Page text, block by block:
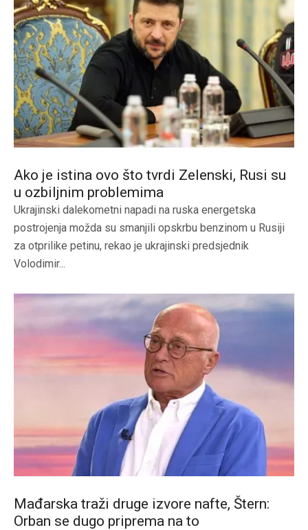
Ako je istina ovo što tvrdi Zelenski, Rusi su
u ozbiljnim problemima
Ukrajinski dalekometni napadi na ruska energetska
postrojenja možda su smanjili opskrbu benzinom u Rusiji
za otprilike petinu, rekao je ukrajinski predsjednik
Volodimir...
Mađarska traži druge izvore nafte, Štern:
Orban se dugo priprema na to